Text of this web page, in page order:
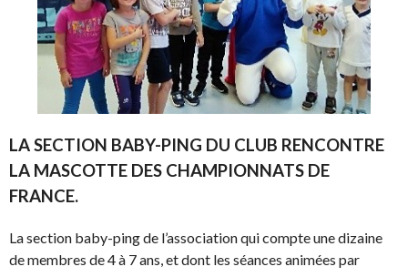
LA SECTION BABY-PING DU CLUB RENCONTRE
LA MASCOTTE DES CHAMPIONNATS DE
FRANCE.
La section baby-ping de l’association qui compte une dizaine
de membres de 4 à 7 ans, et dont les séances animées par